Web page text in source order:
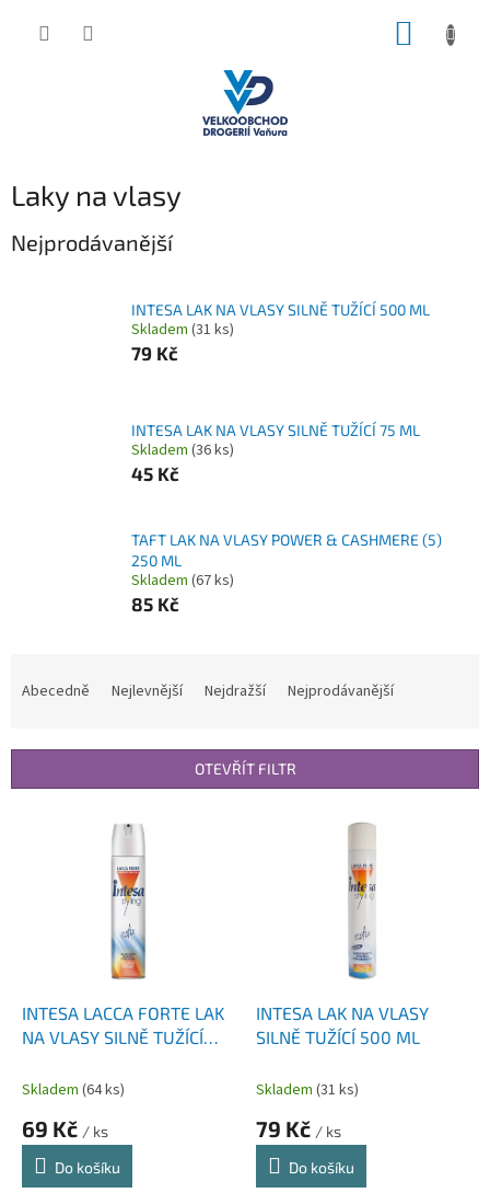
Laky na vlasy
Nejprodávanější
INTESA LAK NA VLASY SILNĚ TUŽÍCÍ 500 ML
Skladem (31 ks)
79 Kč
INTESA LAK NA VLASY SILNĚ TUŽÍCÍ 75 ML
Skladem (36 ks)
45 Kč
TAFT LAK NA VLASY POWER & CASHMERE (5)
250 ML
Skladem (67 ks)
85 Kč
í
Abecedně Nejlevnější Nejdražší Nejprodávanější
OTEVŘÍT FILTR
INTESA LACCA FORTE LAK
NA VLASY SILNĚ TUŽÍCÍ
Skladem (64 ks)
69 Kč / ks
Do košíku
INTESA LAK NA VLASY
SILNĚ TUŽÍCÍ 500 ML
Skladem (31 ks)
79 Kč / ks
Do košíku